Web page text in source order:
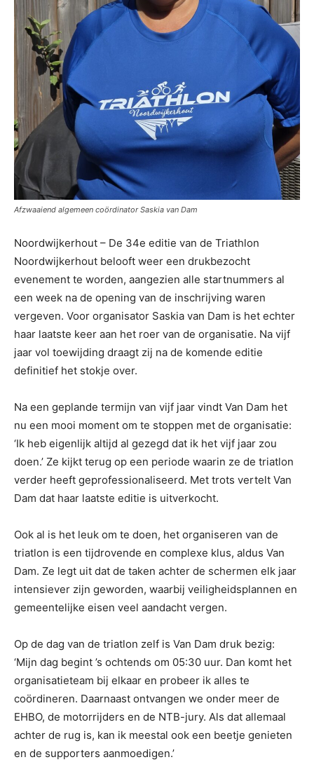
Afzwaaiend algemeen coördinator Saskia van Dam
Noordwijkerhout – De 34e editie van de Triathlon
Noordwijkerhout belooft weer een drukbezocht
evenement te worden, aangezien alle startnummers al
een week na de opening van de inschrijving waren
vergeven. Voor organisator Saskia van Dam is het echter
haar laatste keer aan het roer van de organisatie. Na vijf
jaar vol toewijding draagt zij na de komende editie
definitief het stokje over.
Na een geplande termijn van vijf jaar vindt Van Dam het
nu een mooi moment om te stoppen met de organisatie:
‘Ik heb eigenlijk altijd al gezegd dat ik het vijf jaar zou
doen.’ Ze kijkt terug op een periode waarin ze de triatlon
verder heeft geprofessionaliseerd. Met trots vertelt Van
Dam dat haar laatste editie is uitverkocht.
Ook al is het leuk om te doen, het organiseren van de
triatlon is een tijdrovende en complexe klus, aldus Van
Dam. Ze legt uit dat de taken achter de schermen elk jaar
intensiever zijn geworden, waarbij veiligheidsplannen en
gemeentelijke eisen veel aandacht vergen.
Op de dag van de triatlon zelf is Van Dam druk bezig:
‘Mijn dag begint ’s ochtends om 05:30 uur. Dan komt het
organisatieteam bij elkaar en probeer ik alles te
coördineren. Daarnaast ontvangen we onder meer de
EHBO, de motorrijders en de NTB-jury. Als dat allemaal
achter de rug is, kan ik meestal ook een beetje genieten
en de supporters aanmoedigen.’